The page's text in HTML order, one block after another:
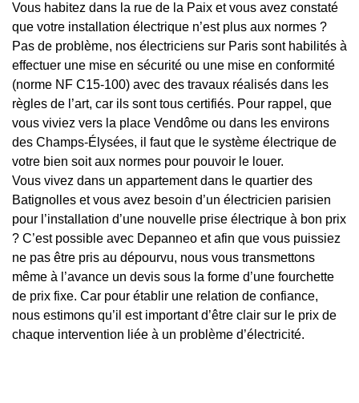
Vous habitez dans la rue de la Paix et vous avez constaté
que votre installation électrique n’est plus aux normes ?
Pas de problème, nos électriciens sur Paris sont habilités à
effectuer une mise en sécurité ou une mise en conformité
(norme NF C15-100) avec des travaux réalisés dans les
règles de l’art, car ils sont tous certifiés. Pour rappel, que
vous viviez vers la place Vendôme ou dans les environs
des Champs-Élysées, il faut que le système électrique de
votre bien soit aux normes pour pouvoir le louer.
Vous vivez dans un appartement dans le quartier des
Batignolles et vous avez besoin d’un électricien parisien
pour l’installation d’une nouvelle prise électrique à bon prix
? C’est possible avec Depanneo et afin que vous puissiez
ne pas être pris au dépourvu, nous vous transmettons
même à l’avance un devis sous la forme d’une fourchette
de prix fixe. Car pour établir une relation de confiance,
nous estimons qu’il est important d’être clair sur le prix de
chaque intervention liée à un problème d’électricité.